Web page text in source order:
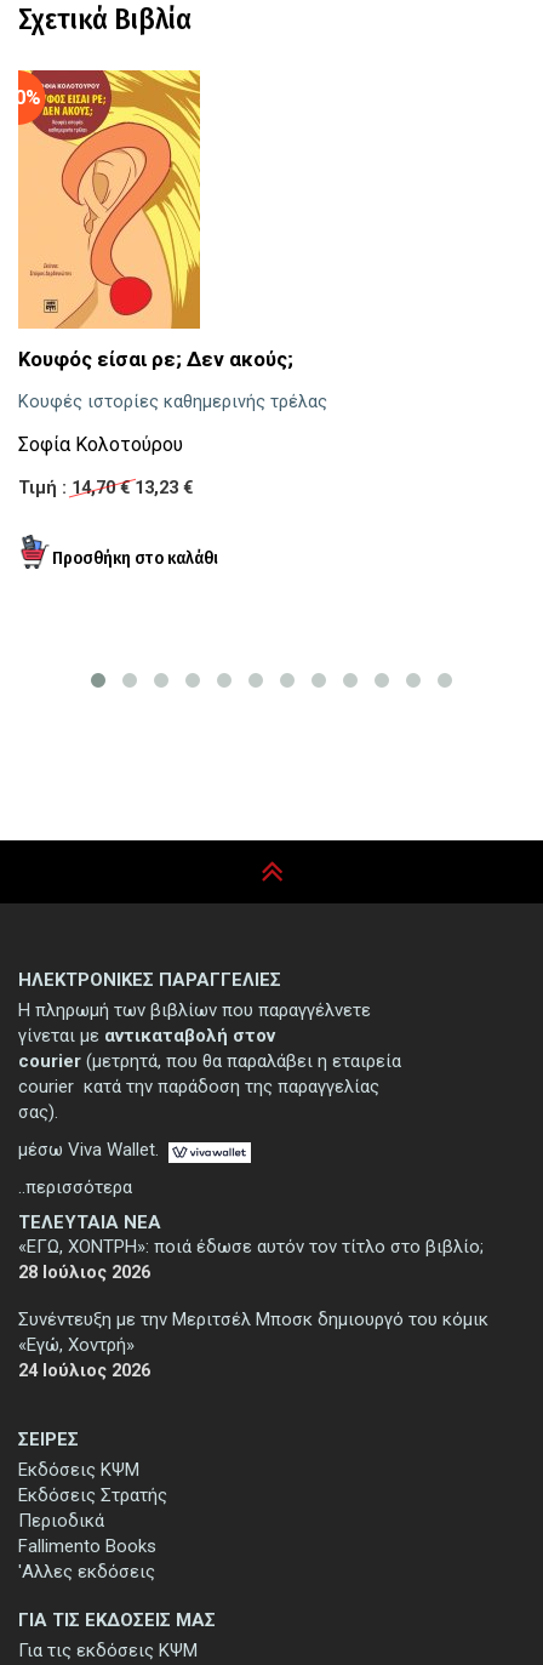
Σχετικά Βιβλία
Κουφός είσαι ρε; Δεν ακούς;
Κουφές ιστορίες καθημερινής τρέλας
Σοφία Κολοτούρου
Τιμή : 14,70 €13,23 €
ΣΕΙΡΕΣ
Εκδόσεις ΚΨΜ
Εκδόσεις Στρατής
Περιοδικά
Fallimento Books
'Αλλες εκδόσεις
ΤΕΛΕΥΤΑΙΑ ΝΕΑ
«ΕΓΩ, ΧΟΝΤΡΗ»: ποιά έδωσε αυτόν τον τίτλο στο βιβλίο;
28 Ιούλιος 2026
Συνέντευξη με την Μεριτσέλ Μποσκ δημιουργό του κόμικ
«Εγώ, Χοντρή»
24 Ιούλιος 2026
ΓΙΑ ΤΙΣ ΕΚΔΟΣΕΙΣ ΜΑΣ
Για τις εκδόσεις ΚΨΜ
ΗΛΕΚΤΡΟΝΙΚΕΣ ΠΑΡΑΓΓΕΛΙΕΣ
Η πληρωμή των βιβλίων που παραγγέλνετε
γίνεται με αντικαταβολή στον
courier (μετρητά, που θα παραλάβει η εταιρεία
courier κατά την παράδοση της παραγγελίας
σας).
μέσω Viva Wallet.
..περισσότερα